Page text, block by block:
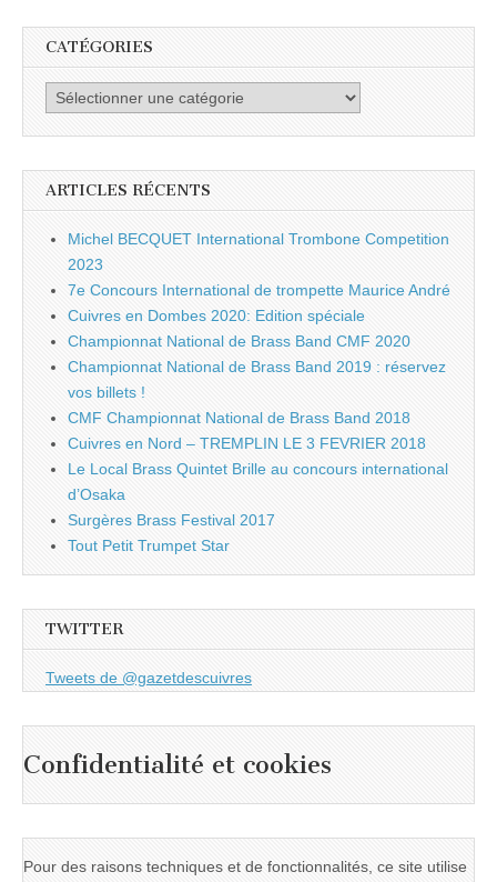
CATÉGORIES
Catégories
ARTICLES RÉCENTS
Michel BECQUET International Trombone Competition
2023
7e Concours International de trompette Maurice André
Cuivres en Dombes 2020: Edition spéciale
Championnat National de Brass Band CMF 2020
Championnat National de Brass Band 2019 : réservez
vos billets !
CMF Championnat National de Brass Band 2018
Cuivres en Nord – TREMPLIN LE 3 FEVRIER 2018
Le Local Brass Quintet Brille au concours international
d’Osaka
Surgères Brass Festival 2017
Tout Petit Trumpet Star
TWITTER
Tweets de @gazetdescuivres
Confidentialité et cookies
Pour des raisons techniques et de fonctionnalités, ce site utilise